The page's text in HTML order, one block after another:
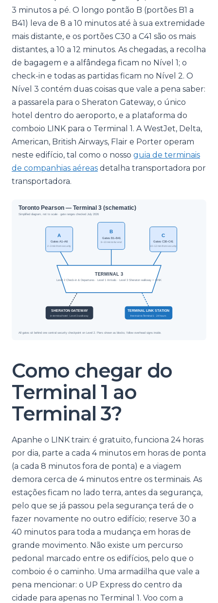
3 minutos a pé. O longo pontão B (portões B1 a
B41) leva de 8 a 10 minutos até à sua extremidade
mais distante, e os portões C30 a C41 são os mais
distantes, a 10 a 12 minutos. As chegadas, a recolha
de bagagem e a alfândega ficam no Nível 1; o
check-in e todas as partidas ficam no Nível 2. O
Nível 3 contém duas coisas que vale a pena saber:
a passarela para o Sheraton Gateway, o único
hotel dentro do aeroporto, e a plataforma do
comboio LINK para o Terminal 1. A WestJet, Delta,
American, British Airways, Flair e Porter operam
neste edifício, tal como o nosso guia de terminais
de companhias aéreas detalha transportadora por
transportadora.
Como chegar do
Terminal 1 ao
Terminal 3?
Apanhe o LINK train: é gratuito, funciona 24 horas
por dia, parte a cada 4 minutos em horas de ponta
(a cada 8 minutos fora de ponta) e a viagem
demora cerca de 4 minutos entre os terminais. As
estações ficam no lado terra, antes da segurança,
pelo que se já passou pela segurança terá de o
fazer novamente no outro edifício; reserve 30 a
40 minutos para toda a mudança em horas de
grande movimento. Não existe um percurso
pedonal marcado entre os edifícios, pelo que o
comboio é o caminho. Uma armadilha que vale a
pena mencionar: o UP Express do centro da
cidade para apenas no Terminal 1. Voo com a